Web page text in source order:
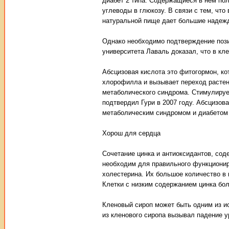
углеводы в глюкозу. В связи с тем,
натуральной пище дает большие
Однако необходимо подтверждение
университета Лаваль доказал, что в
Абсцизовая кислота это фитогормон,
хлорофилла и вызывает переход
метаболического синдрома.
подтвердил Гури в 2007 году.
метаболическим синдромом и диабетом
Хорош для сердца
Сочетание цинка и антиоксидантов,
необходим для правильного
холестерина. Их большое количество
Клетки с низким содержанием цинка
Кленовый сироп может быть одним из
из кленового сиропа вызывал падение